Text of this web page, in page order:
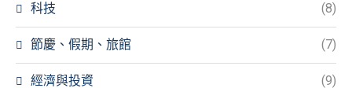
科技 (8)
節慶、假期、旅館 (7)
經濟與投資 (9)